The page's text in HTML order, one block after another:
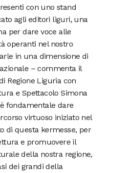
con uno stand
agli editori liguri, una
per dare voce alle
operanti nel nostro
in una dimensione di
– commenta il
Regione Liguria con
e Spettacolo Simona
fondamentale dare
virtuoso iniziato nel
di questa kermesse, per
e promuovere il
della nostra regione,
dei grandi della